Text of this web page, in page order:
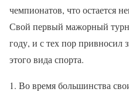
чемпионатов, что остается
Свой первый мажорный
году, и с тех пор привносил
этого вида спорта.
1. Во время большинства